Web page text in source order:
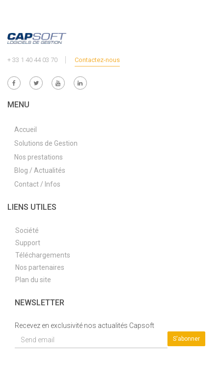
+ 33 1 40 44 03 70 Contactez-nous
MENU
Accueil
Solutions de Gestion
Nos prestations
Blog / Actualités
Contact / Infos
LIENS UTILES
Société
Support
Téléchargements
Nos partenaires
Plan du site
NEWSLETTER
Recevez en exclusivité nos actualités Capsoft